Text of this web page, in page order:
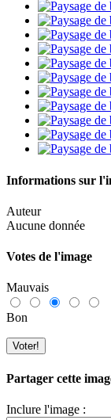
Informations sur
Auteur
Aucune donnée
Votes de l'image
Mauvais
Bon
Partager cette
Inclure l'image :